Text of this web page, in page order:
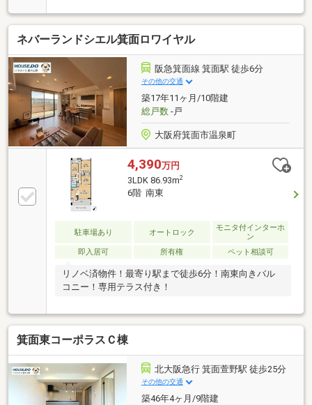
は約18帖の広さ・食洗機搭載のキッチン・各洋室に収
納有、WIC2ヶ所設置・即引渡し可能(残金精算
後)▼2026年4月室内リフォーム済【交換】キッチン、
UB、トイレ、洗面化粧台 等【張替】全室天井・壁ク
ロス、全室フローリング【その他】洗濯パン設置※室
内写真の家具・照明等の調度類は価格に含まれません
■ ご希望の住まい探しをお手伝いします
━━━━━・・・物件の詳細・ご相談はお気軽にお問
い合わせください。
ネバーランドシエル箕面ロワイヤル
阪急箕面線 箕面駅 徒歩6分
その他の交通
築17年11ヶ月/10階建
総戸数-戸
大阪府箕面市温泉町
4,390万円
3LDK 86.93m2
6階 南東
駐車場あり オートロック
モニタ付インターホ
ン
即入居可
所有権 ペット相談可
リノベ済物件！最寄り駅まで徒歩6分！南東向きバル
コニー！専用テラス付き！
箕面東コーポラスＣ棟
北大阪急行 箕面萱野駅 徒歩25分
その他の交通
築46年4ヶ月/9階建